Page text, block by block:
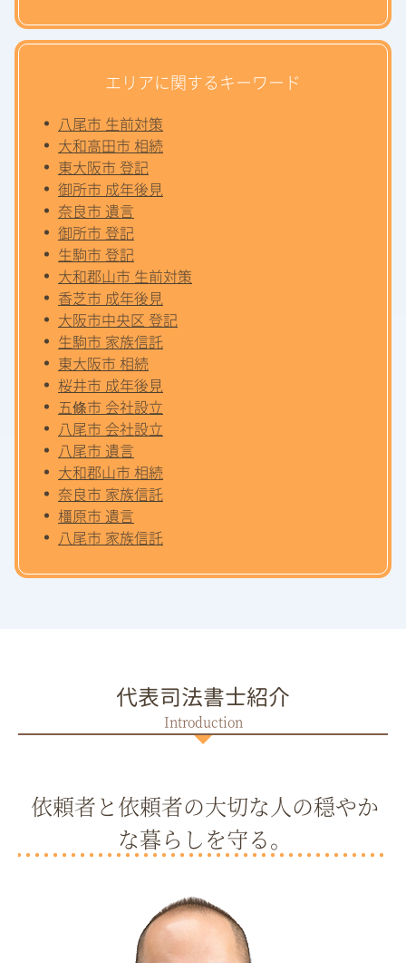
エリアに関するキーワード
八尾市 生前対策
大和高田市 相続
東大阪市 登記
御所市 成年後見
奈良市 遺言
御所市 登記
生駒市 登記
大和郡山市 生前対策
香芝市 成年後見
大阪市中央区 登記
生駒市 家族信託
東大阪市 相続
桜井市 成年後見
五條市 会社設立
八尾市 会社設立
八尾市 遺言
大和郡山市 相続
奈良市 家族信託
橿原市 遺言
八尾市 家族信託
代表司法書士紹介
依頼者と依頼者の大切な人の穏やか
な暮らしを守る。